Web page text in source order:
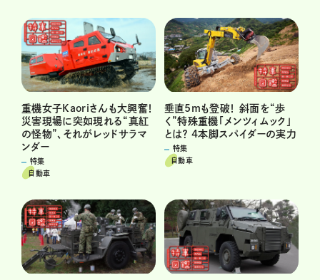
重機女子Kaoriさんも大興奮！
災害現場に突如現れる“真紅
の怪物”、それがレッドサラマ
ンダー
特集
自動車
垂直5mも登破！ 斜面を“歩
く”特殊重機「メンツィムック」
とは？ 4本脚スパイダーの実力
特集
自動車